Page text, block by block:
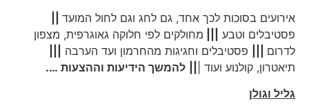
אירועים בסוכות לכך אחד, גם לחג וגם לחול המועד||
פסטיבלים וטבע|||
מחולקים לפי חלוקה גאוגרפית, מצפון
לדרום||| פסטיבלים וחגיגות מהחרמון ועד הערבה|||
תיאטרון, קולנוע ועוד |||
להמשך הידיעות וההצעות ….
גליל וגולן